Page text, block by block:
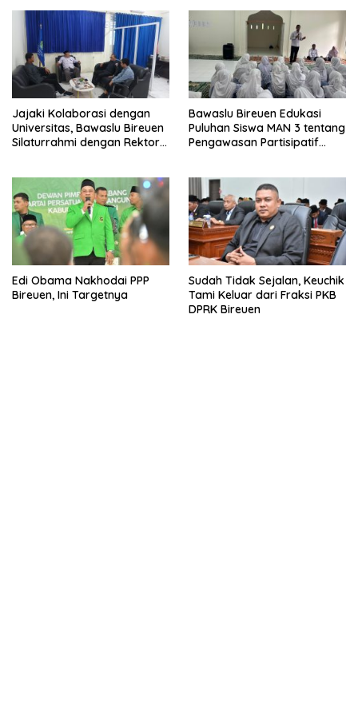
Jajaki Kolaborasi dengan
Universitas, Bawaslu Bireuen
Silaturrahmi dengan Rektor
Bawaslu Bireuen Edukasi
Puluhan Siswa MAN 3 tentang
Pengawasan Partisipatif
Edi Obama Nakhodai PPP
Bireuen, Ini Targetnya
Sudah Tidak Sejalan, Keuchik
Tami Keluar dari Fraksi PKB
DPRK Bireuen